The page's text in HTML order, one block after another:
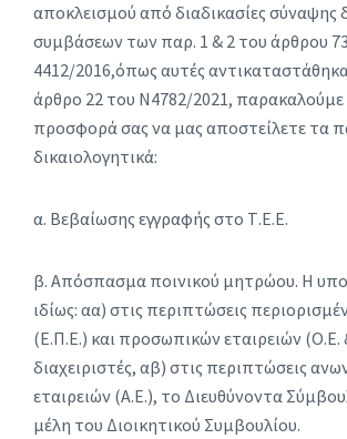
αποκλεισμού από διαδικασίες σύναψης
συμβάσεων των παρ. 1 & 2 του άρθρου
4412/2016,όπως αυτές
άρθρο 22 του Ν4782/2021, παρακαλούμε
προσφορά σας να μας αποστείλετε τα
δικαιολογητικά:
α. Βεβαίωσης εγγραφής στο Τ.Ε.Ε.
β. Απόσπασμα ποινικού μητρώου. Η
ιδίως: αα) στις περιπτώσεις
(Ε.Π.Ε.) και προσωπικών εταιρειών (Ο.Ε.
διαχειριστές, αβ) στις περιπτώσεις
εταιρειών (Α.Ε.), το Διευθύνοντα
μέλη του Διοικητικού Συμβουλίου.